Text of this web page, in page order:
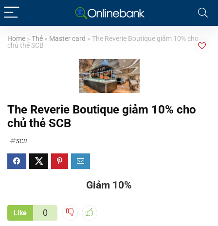
Home » Thẻ » Master card » The Reverie Boutique giảm 10% cho
chủ thẻ SCB
The Reverie Boutique giảm 10% cho
chủ thẻ SCB
SCB
Giảm 10%
Like 0